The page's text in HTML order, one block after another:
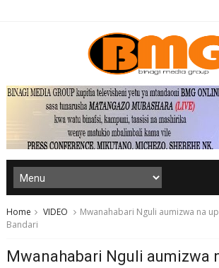
Home VIDEO
Mwanahabari Nguli aumizwa na
Bandari
Mwanahabari Nguli aumizwa